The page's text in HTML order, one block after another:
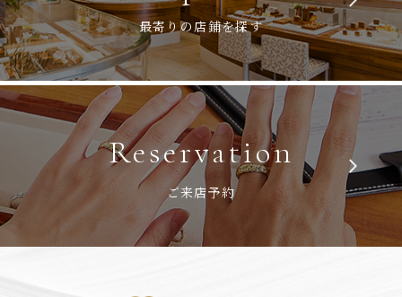
最寄りの店鋪を探す
Reservation
ご来店予約